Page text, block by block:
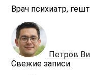
Врач психиатр,
Петров
Свежие записи